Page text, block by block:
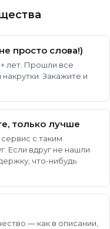
просто слова!)
лет. Прошли все
Закажите и
только лучше
с таким
Если вдруг не нашли
что-нибудь
— как в описании,